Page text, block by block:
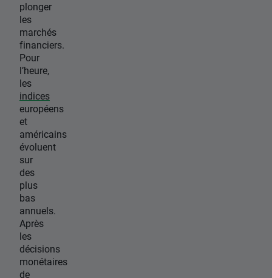
plonger
les
marchés
financiers.
Pour
l’heure,
les
indices
européens
et
américains
évoluent
sur
des
plus
bas
annuels.
Après
les
décisions
monétaires
de